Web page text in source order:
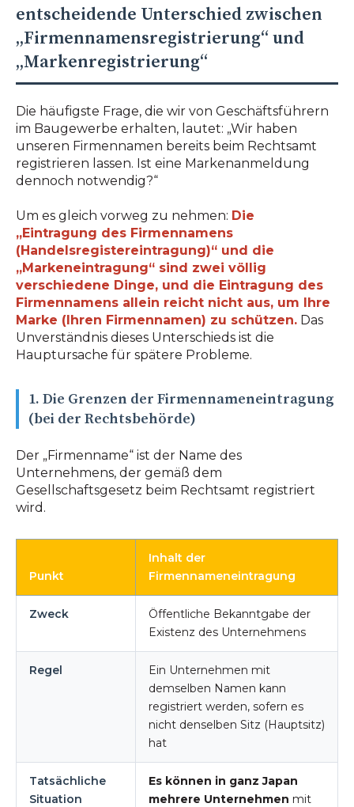
entscheidende Unterschied zwischen
„Firmennamensregistrierung“ und
„Markenregistrierung“
Die häufigste Frage, die wir von Geschäftsführern
im Baugewerbe erhalten, lautet: „Wir haben
unseren Firmennamen bereits beim Rechtsamt
registrieren lassen. Ist eine Markenanmeldung
dennoch notwendig?“
Um es gleich vorweg zu nehmen: Die
„Eintragung des Firmennamens
(Handelsregistereintragung)“ und die
„Markeneintragung“ sind zwei völlig
verschiedene Dinge, und die Eintragung des
Firmennamens allein reicht nicht aus, um Ihre
Marke (Ihren Firmennamen) zu schützen. Das
Unverständnis dieses Unterschieds ist die
Hauptursache für spätere Probleme.
1. Die Grenzen der Firmennameneintragung
(bei der Rechtsbehörde)
Der „Firmenname“ ist der Name des
Unternehmens, der gemäß dem
Gesellschaftsgesetz beim Rechtsamt registriert
wird.
Punkt
Inhalt der
Firmennameneintragung
Zweck
Öffentliche Bekanntgabe der
Existenz des Unternehmens
Regel
Ein Unternehmen mit
demselben Namen kann
registriert werden, sofern es
nicht denselben Sitz (Hauptsitz)
hat
Tatsächliche
Situation
Es können in ganz Japan
mehrere Unternehmen mit